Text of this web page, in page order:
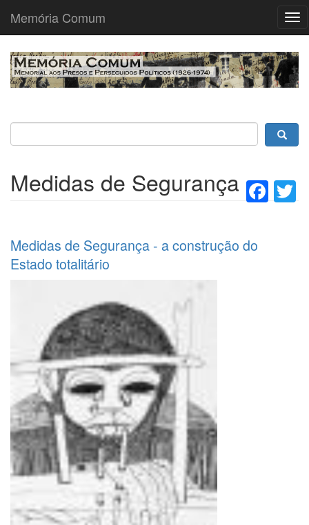
Passar
para
Memória Comum
Medidas de Segurança
Medidas de Segurança - a construção do
Estado totalitário